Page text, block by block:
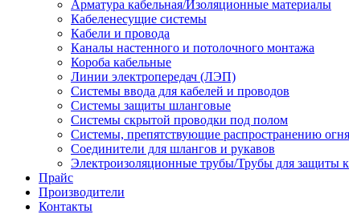
Арматура кабельная/Изоляционные материалы
Кабеленесущие системы
Кабели и провода
Каналы настенного и потолочного монтажа
Короба кабельные
Линии электропередач (ЛЭП)
Системы ввода для кабелей и проводов
Системы защиты шланговые
Системы скрытой проводки под полом
Системы, препятствующие распространению
Соединители для шлангов и рукавов
Электроизоляционные трубы/Трубы для защиты
Прайс
Производители
Контакты